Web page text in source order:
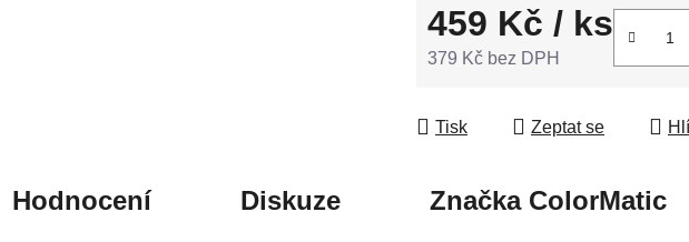
459 Kč / ks
379 Kč bez DPH
Tisk Zeptat se
Hodnocení Diskuze ZnačkaColorMatic